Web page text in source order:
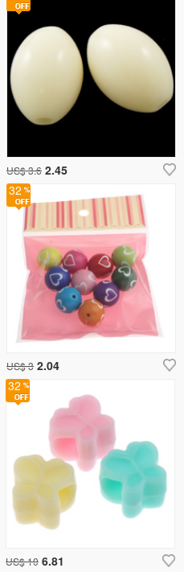
US$ 3.6 2.45
32
US$ 3 2.04
32
US$ 10 6.81